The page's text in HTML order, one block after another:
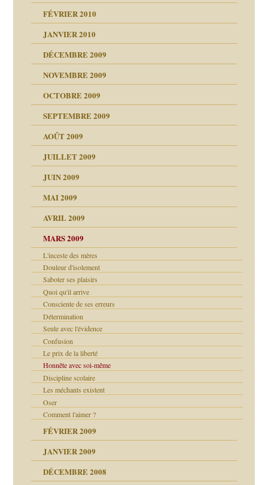
FÉVRIER 2010
JANVIER 2010
DÉCEMBRE 2009
NOVEMBRE 2009
OCTOBRE 2009
SEPTEMBRE 2009
AOÛT 2009
JUILLET 2009
JUIN 2009
MAI 2009
AVRIL 2009
MARS 2009
L'inceste des mères
Douleur d'isolement
Saboter ses plaisirs
Quoi qu'il arrive
Consciente de ses erreurs
Détermination
Seule avec l'évidence
Confusion
Le prix de la liberté
Honnête avec soi-même
Discipline scolaire
Les méchants existent
Oser
Comment l'aimer ?
FÉVRIER 2009
JANVIER 2009
DÉCEMBRE 2008